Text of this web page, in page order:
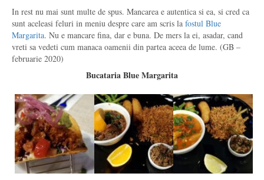
In rest nu mai sunt multe de spus. Mancarea e autentica si ea, si cred ca
sunt aceleasi feluri in meniu despre care am scris la fostul Blue
Margarita. Nu e mancare fina, dar e buna. De mers la ei, asadar, cand
vreti sa vedeti cum manaca oamenii din partea aceea de lume. (GB –
februarie 2020)
Bucataria Blue Margarita